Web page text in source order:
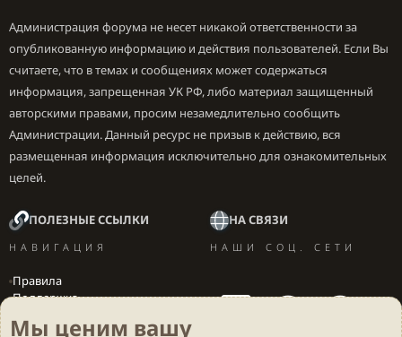
Администрация форума не несет никакой ответственности за
опубликованную информацию и действия пользователей. Если Вы
считаете, что в темах и сообщениях может содержаться
информация, запрещенная УК РФ, либо материал защищенный
авторскими правами, просим незамедлительно сообщить
Администрации. Данный ресурс не призыв к действию, вся
размещенная информация исключительно для ознакомительных
целей.
ПОЛЕЗНЫЕ ССЫЛКИ
НАВИГАЦИЯ
Правила
Поддержка
Локализация игр
НА СВЯЗИ
НАШИ СОЦ. СЕТИ
Мы ценим вашу